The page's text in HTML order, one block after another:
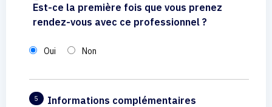
Est-ce la première fois que vous prenez
rendez-vous avec ce professionnel ?
Oui Non
5 Informations complémentaires